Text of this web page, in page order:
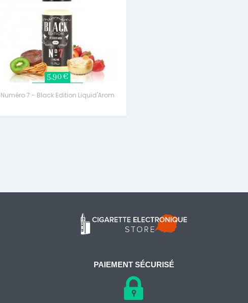
5,90 €
Numéro 7 - Black Edition Liquid'Arom
PAIEMENT SÉCURISÉ